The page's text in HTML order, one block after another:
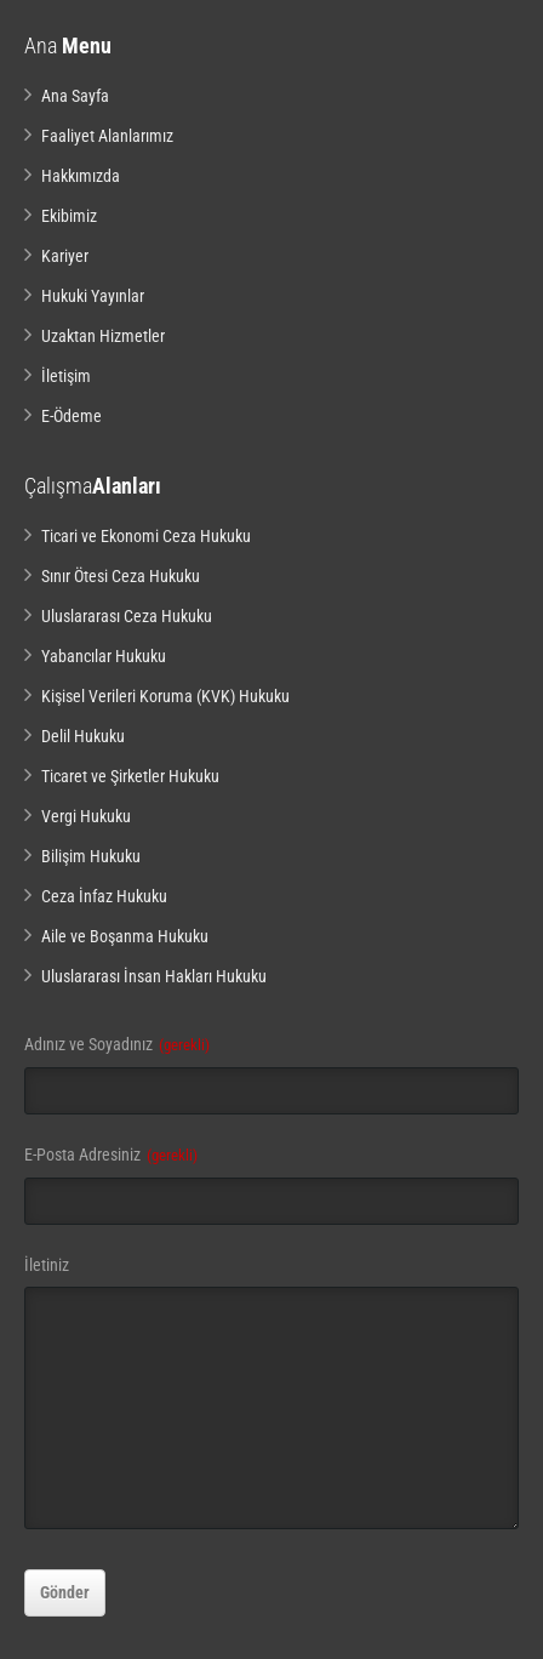
Ana Menu
Ana Sayfa
Faaliyet Alanlarımız
Hakkımızda
Ekibimiz
Kariyer
Hukuki Yayınlar
Uzaktan Hizmetler
İletişim
E-Ödeme
ÇalışmaAlanları
Ticari ve Ekonomi Ceza Hukuku
Sınır Ötesi Ceza Hukuku
Uluslararası Ceza Hukuku
Yabancılar Hukuku
Kişisel Verileri Koruma (KVK) Hukuku
Delil Hukuku
Ticaret ve Şirketler Hukuku
Vergi Hukuku
Bilişim Hukuku
Ceza İnfaz Hukuku
Aile ve Boşanma Hukuku
Uluslararası İnsan Hakları Hukuku
Business
Email (gerekli)
Adınız ve Soyadınız (gerekli)
E-Posta Adresiniz (gerekli)
İletiniz
Gönder